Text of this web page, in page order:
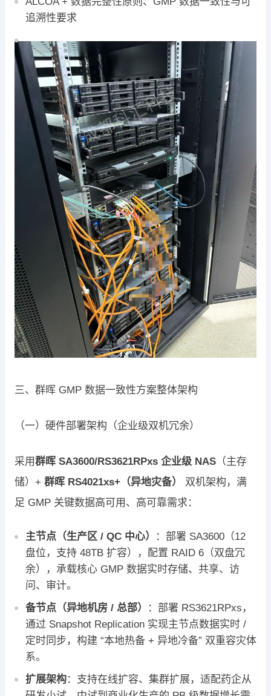
追溯性要求
三、群晖 GMP 数据一致性方案整体架构
（一）硬件部署架构（企业级双机冗余）
采用群晖 SA3600/RS3621RPxs 企业级 NAS（主存
储）+ 群晖 RS4021xs+（异地灾备）
双机架构，满
足 GMP 关键数据高可用、高可靠需求：
主节点（生产区 / QC 中心）
：部署 SA3600（12
盘位，支持 48TB 扩容），配置 RAID 6（双盘冗
余），承载核心 GMP 数据实时存储、共享、访
问、审计。
备节点（异地机房 / 总部）
：部署 RS3621RPxs，
通过 Snapshot Replication 实现主节点数据实时 /
定时同步，构建 “本地热备 + 异地冷备” 双重容灾体
系。
扩展架构：支持在线扩容、集群扩展，适配药企从